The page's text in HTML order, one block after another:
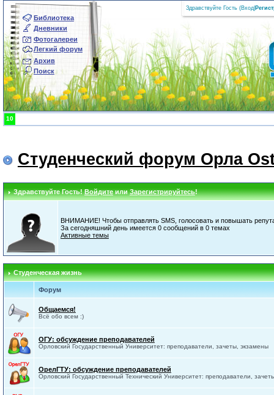
Библиотека
Дневники
Фотогалереи
Легкий форум
Архив
Поиск
Здравствуйте Гость (Вход
10
Студенческий форум Орла
Здравствуйте Гость!ВойдитеилиЗарегистрируйтесь!
ВНИМАНИЕ! Чтобы отправлять SMS, голосовать и повышать
За сегодняшний день имеется 0 сообщений в 0 темах
Активные темы
Студенческая жизнь
Форум
Общаемся!
Всё обо всем :)
ОГУ: обсуждение преподавателей
Орловский Государственный Университет: преподаватели, зачеты, экзамены
ОрелГТУ: обсуждение преподавателей
Орловский Государственный Технический Университет: преподаватели,